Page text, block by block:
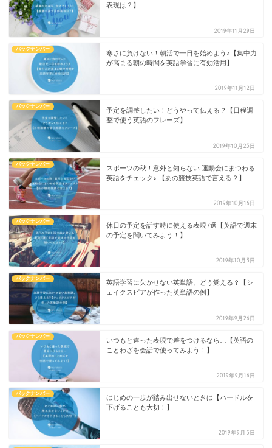
表現は？】
2019年11月29日
バックナンバー
寒さに負けない！朝活で一日を始めよう♪【集中力
が高まる朝の時間を英語学習に有効活用】
2019年11月12日
バックナンバー
予定を調整したい！どうやって伝える？【日程調
整で使う英語のフレーズ】
2019年10月23日
バックナンバー
スポーツの秋！意外と知らない 運動会にまつわる
英語をチェック♪ 【あの競技英語で言える？】
2019年10月16日
バックナンバー
休日の予定を話す時に使える表現7選【英語で週末
の予定を聞いてみよう！】
2019年10月3日
バックナンバー
英語学習に欠かせない英単語、どう覚える？【シ
ェイクスピアが作った英単語の例】
2019年9月26日
バックナンバー
いつもと違った表現で差をつけるなら…【英語の
ことわざを会話で使ってみよう！】
2019年9月16日
バックナンバー
はじめの一歩が踏み出せないときは【ハードルを
下げることも大切！】
2019年9月5日